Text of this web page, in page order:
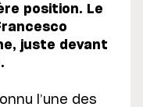
position. Le
juste devant
l’une des